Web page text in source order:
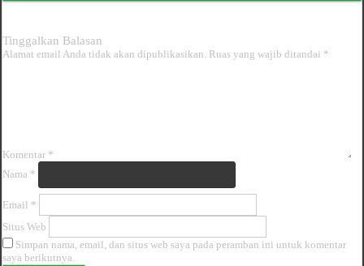
Tinggalkan Balasan
Alamat email Anda tidak akan dipublikasikan. Ruas yang wajib ditandai *
Komentar *
Nama *
Email *
Situs Web
Simpan nama, email, dan situs web saya pada peramban ini untuk komentar
saya berikutnya.